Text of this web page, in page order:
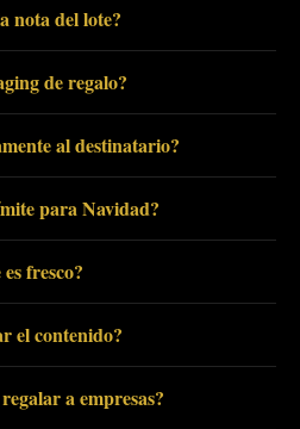
nota del lote?
de regalo?
al destinatario?
para Navidad?
fresco?
el contenido?
a empresas?